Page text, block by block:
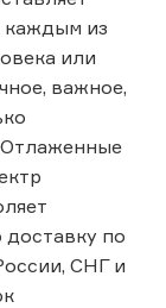
каждым из
или
важное,
Отлаженные
по
СНГ и